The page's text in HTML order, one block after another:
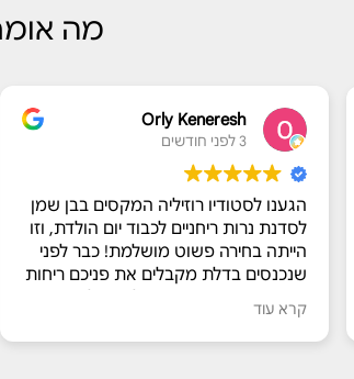
מה
Orly Keneresh
3 לפני חודשים
הגענו לסטודיו רוזיליה המקסים בבן שמן
לסדנת נרות ריחניים לכבוד יום הולדת, וזו
הייתה בחירה פשוט מושלמת! כבר לפני
שנכנסים בדלת מקבלים את פניכם ריחות
​מור אירחה אותנו מכל הלב עם הסברים
מרתקים על החומרים והתהליך, ואפילו
קרא עוד